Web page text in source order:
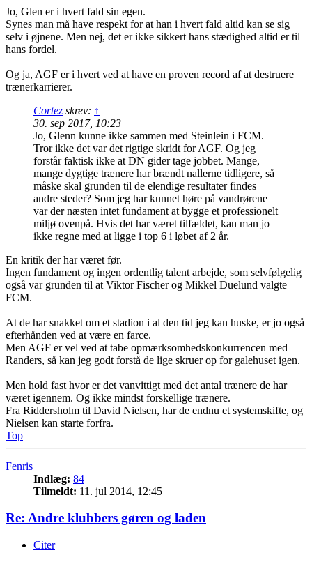
Jo, Glen er i hvert fald sin egen.
Synes man må have respekt for at han i hvert fald altid kan se sig
selv i øjnene. Men nej, det er ikke sikkert hans stædighed altid er til
hans fordel.
Og ja, AGF er i hvert ved at have en proven record af at destruere
trænerkarrierer.
Cortez skrev: ↑
30. sep 2017, 10:23
Jo, Glenn kunne ikke sammen med Steinlein i FCM.
Tror ikke det var det rigtige skridt for AGF. Og jeg
forstår faktisk ikke at DN gider tage jobbet. Mange,
mange dygtige trænere har brændt nallerne tidligere, så
måske skal grunden til de elendige resultater findes
andre steder? Som jeg har kunnet høre på vandrørene
var der næsten intet fundament at bygge et professionelt
miljø ovenpå. Hvis det har været tilfældet, kan man jo
ikke regne med at ligge i top 6 i løbet af 2 år.
En kritik der har været før.
Ingen fundament og ingen ordentlig talent arbejde, som selvfølgelig
også var grunden til at Viktor Fischer og Mikkel Duelund valgte
FCM.
At de har snakket om et stadion i al den tid jeg kan huske, er jo også
efterhånden ved at være en farce.
Men AGF er vel ved at tabe opmærksomhedskonkurrencen med
Randers, så kan jeg godt forstå de lige skruer op for galehuset igen.
Men hold fast hvor er det vanvittigt med det antal trænere de har
været igennem. Og ikke mindst forskellige trænere.
Fra Riddersholm til David Nielsen, har de endnu et systemskifte, og
Nielsen kan starte forfra.
Top
Fenris
Indlæg: 84
Tilmeldt: 11. jul 2014, 12:45
Re: Andre klubbers gøren og laden
Citer